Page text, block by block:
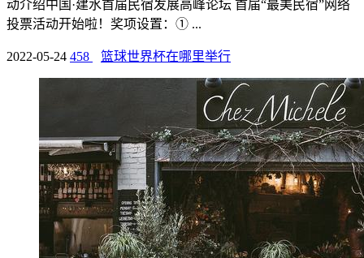
动介绍中国·建水首届民宿发展高峰论坛 首届“最美民宿”网络
投票活动开始啦！奖项设置：① ...
2022-05-24 458 篮球世界杯在哪里举行